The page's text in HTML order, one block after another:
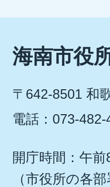
海南市役
〒642-8501 和
電話：073-
開庁時間：午
（市役所の各